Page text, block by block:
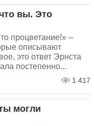
вы. Это
процветание!» –
описывают
это ответ Эрнста
постепенно...
1 417
могли